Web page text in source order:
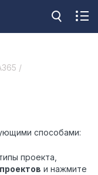
/
способами:
проекта,
и нажмите